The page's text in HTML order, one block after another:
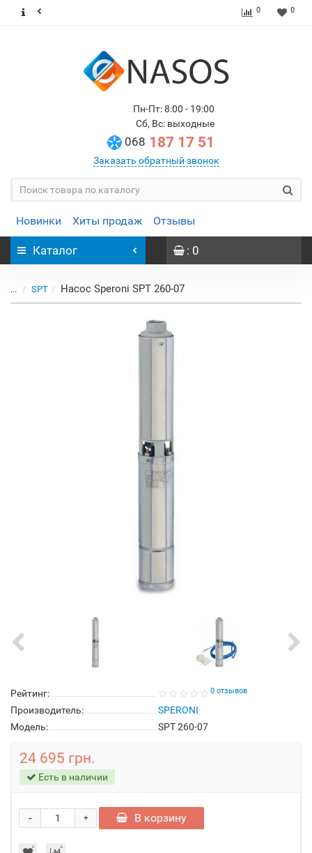
0 0
Пн-Пт: 8:00 - 19:00
Сб, Вс: выходные
068 187 17 51
Заказать обратный звонок
Новинки Хиты продаж Отзывы
Каталог : 0
... SPT Насос Speroni SPT 260-07
Рейтинг: 0 отзывов
Производитель:
SPERONI
Модель:
SPT 260-07
24 695 грн.
Есть в наличии
+
- В корзину